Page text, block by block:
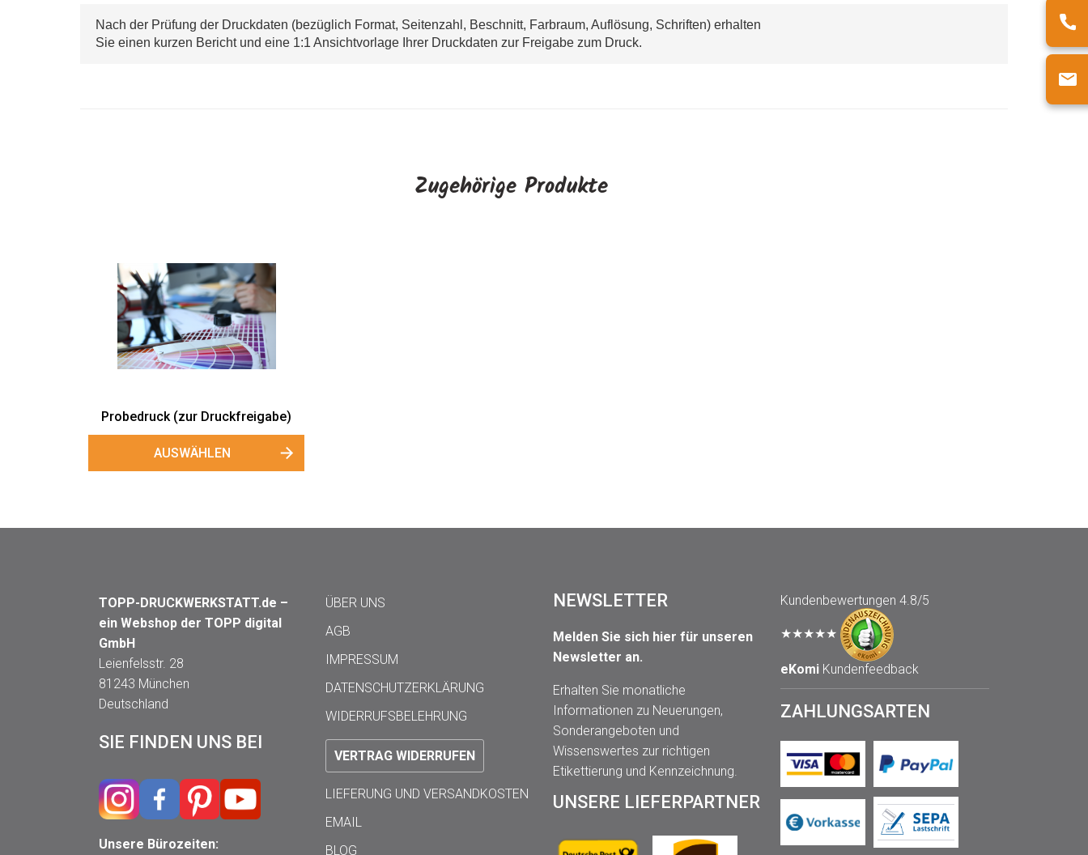
Nach der Prüfung der Druckdaten (bezüglich Format, Seitenzahl, Beschnitt, Farbraum, Auflösung, Schriften) erhalten
Sie einen kurzen Bericht und eine 1:1 Ansichtvorlage Ihrer Druckdaten zur Freigabe zum Druck.
Zugehörige Produkte
Probedruck (zur Druckfreigabe)
AUSWÄHLEN
TOPP-DRUCKWERKSTATT.de –
ein Webshop der TOPP digital
GmbH
Leienfelsstr. 28
81243 München
Deutschland
SIE FINDEN UNS BEI
Unsere Bürozeiten:
ÜBER UNS
AGB
IMPRESSUM
DATENSCHUTZERKLÄRUNG
WIDERRUFSBELEHRUNG
VERTRAG WIDERRUFEN
LIEFERUNG UND VERSANDKOSTEN
EMAIL
BLOG
NEWSLETTER
Melden Sie sich hier für unseren
Newsletter an.
Erhalten Sie monatliche
Informationen zu Neuerungen,
Sonderangeboten und
Wissenswertes zur richtigen
Etikettierung und Kennzeichnung.
UNSERE LIEFERPARTNER
Kundenbewertungen 4.8/5
★★★★★
eKomiKundenfeedback
ZAHLUNGSARTEN